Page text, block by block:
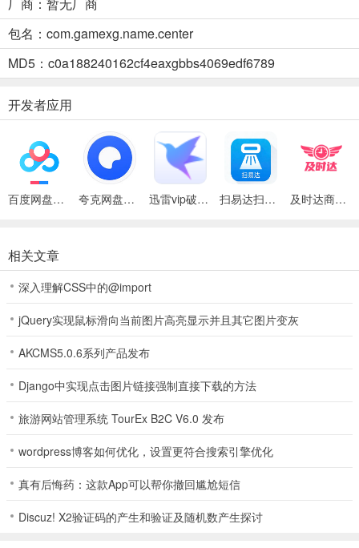
欢的这里都有。
棋牌娱乐性非常的强，大量的福利可以进行领取，得到最放松的体
验，没有任何限制的玩法。
通比牛牛玩法规则
游戏开始后系统发牌，每个玩家分得五张牌，玩家排好牌型后亮牌比
较大小，所有玩家比较牌型的大小。牌型最大的一方胜利。(胜出玩家
每局只会有一个)
1.游戏用牌
一副牌，54张牌。
几称牛几。
无牛：任意三张牌数字总和都不是10的倍数。
3.牌面点数
包名：com.gamexg.name.center
MD5：c0a188240162cf4eaxgbbs4069edf6789
开发者应用
百度网盘绿色免安装Pc电脑版 夸克网盘官方正式版 迅雷vip破解版永久会员2024版 扫易达扫描仪最新安卓版 及时达商家(同城配送App)
相关文章
深入理解CSS中的@import
jQuery实现鼠标滑向当前图片高亮显示并且其它图片变灰
AKCMS5.0.6系列产品发布
Django中实现点击图片链接强制直接下载的方法
旅游网站管理系统 TourEx B2C V6.0 发布
wordpress博客如何优化，设置更符合搜索引擎优化
真有后悔药：这款App可以帮你撤回尴尬短信
Discuz! X2验证码的产生和验证及随机数产生探讨